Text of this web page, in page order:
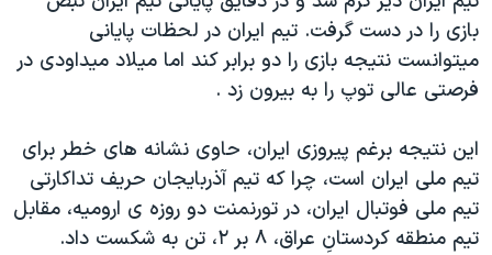
اسرائیل در جنگ
نرگس محمدی برنده جایزه نوبل صلح
صفحه‌های ویژه
سفر پرزیدنت ترامپ به چین
بازی را در دست گرفت. تيم ايران در لحظات پايانی
ميتوانست نتيجه بازی را دو برابر كند اما ميلاد ميداودی در
فرصتی عالی توپ را به بيرون زد .
اين نتيجه برغم پيروزی ايران، حاوی نشانه های خطر برای
تيم ملی ايران است، چرا که تيم آذربايجان حريف تداكارتی
تيم ملی فوتبال ايران، در تورنمنت دو روزه ی اروميه، مقابل
تيم منطقه كردستانِ عراق، ٨ بر ٢، تن به شكست داد.